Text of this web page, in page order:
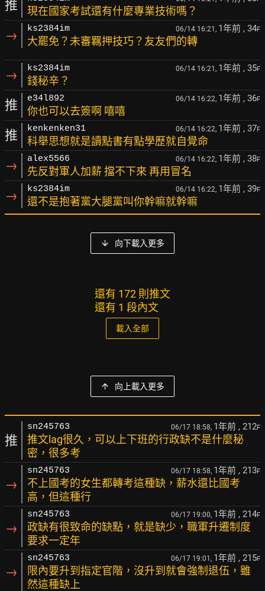
推 現在國家考試還有什麼專業技術嗎？
→ ks2384im 06/14 16:21, 1年前 , 34F
大罷免？未審羈押技巧？友友們的轉
→ ks2384im 06/14 16:21, 1年前 , 35F
錢秘辛？
推 e34l892 06/14 16:22, 1年前 , 36F
你也可以去簽啊 嘻嘻
推 kenkenken31 06/14 16:22, 1年前 , 37F
科舉思想就是讀點書有點學歷就自覺命
→ alex5566 06/14 16:22, 1年前 , 38F
先反對軍人加薪 擋不下來 再用冒名
→ ks2384im 06/14 16:22, 1年前 , 39F
還不是抱著黨大腿黨叫你幹嘛就幹嘛
向下載入更多
還有 172 則推文
還有 1 段內文
載入全部
向上載入更多
推
sn245763 06/17 18:58, 1年前 , 212F
推文lag很久，可以上下班的行政缺不是什麼秘
密，很多考
→
sn245763 06/17 18:58, 1年前 , 213F
不上國考的女生都轉考這種缺，薪水還比國考
高，但這種行
→
sn245763 06/17 19:00, 1年前 , 214F
政缺有很致命的缺點，就是缺少，職軍升遷制度
要求一定年
→
sn245763 06/17 19:01, 1年前 , 215F
限內要升到指定官階，沒升到就會強制退伍，雖
然這種缺上